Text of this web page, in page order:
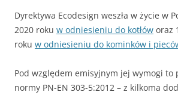
Dyrektywa Ecodesign weszła w życie w
2020 roku w odniesieniu do kotłów oraz
roku w odniesieniu do kominków i
Pod względem emisyjnym jej wymogi to
normy PN-EN 303-5:2012 – z kilkoma